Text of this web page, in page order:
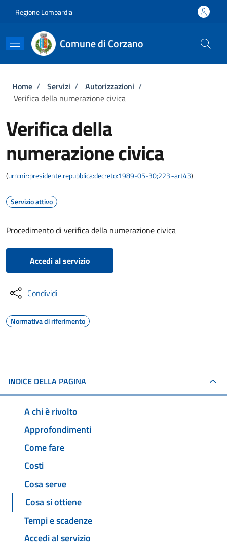
Regione Lombardia
Comune di Corzano
Briciole di pane
Home / Servizi / Autorizzazioni /
Verifica della numerazione civica
Verifica della
numerazione civica
(urn:nir:presidente.repubblica:decreto:1989-05-30;223~art43)
Servizio attivo
Procedimento di verifica della numerazione civica
Accedi al servizio
Condividi
Normativa di riferimento
INDICE DELLA PAGINA
A chi è rivolto
Approfondimenti
Come fare
Costi
Cosa serve
Cosa si ottiene
Tempi e scadenze
Accedi al servizio